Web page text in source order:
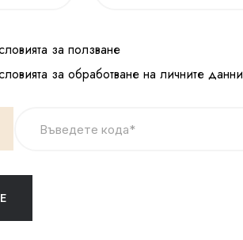
за ползване
за обработване на личните данни